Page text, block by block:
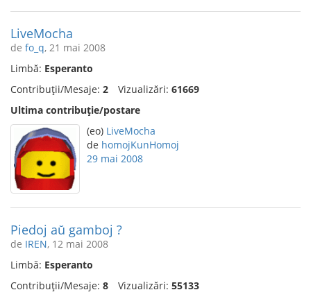
LiveMocha
de fo_q, 21 mai 2008
Limbă: Esperanto
Contribuții/Mesaje: 2 Vizualizări: 61669
Ultima contribuție/postare
(eo) LiveMocha
de homojKunHomoj
29 mai 2008
Piedoj aŭ gamboj ?
de IREN, 12 mai 2008
Limbă: Esperanto
Contribuții/Mesaje: 8 Vizualizări: 55133